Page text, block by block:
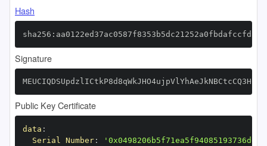
Hash
Signature
Public Key Certificate
data :
Serial Number: